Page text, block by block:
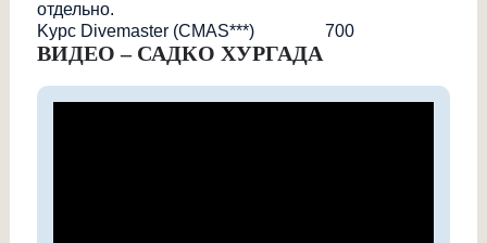
отдельно.
Kурс Divemaster (CMAS***) 700
ВИДЕО – САДКО ХУРГАДА